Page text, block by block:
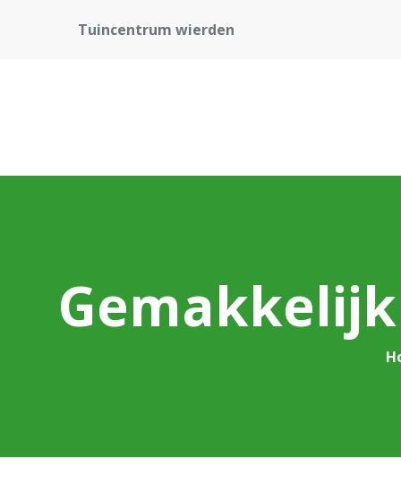
Tuincentrum wierden